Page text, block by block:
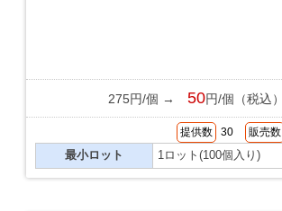
275円/個 → 50円/個（税込）
提供数 30 販売数
最小ロット 1ロット(100個入り)